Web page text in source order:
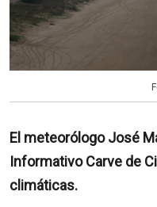
El meteorólogo José
Informativo Carve de
climáticas.